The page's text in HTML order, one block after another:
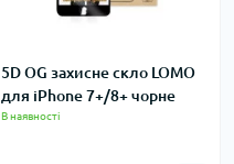
5D OG захисне скло LOMO
для iPhone 7+/8+ чорне
В наявності